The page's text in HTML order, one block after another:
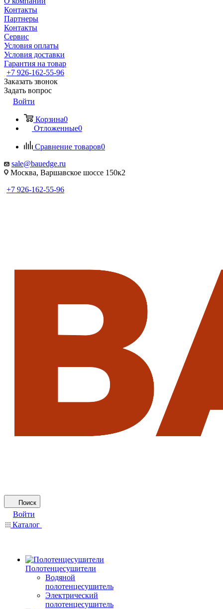
Контакты
Партнеры
Контакты
Сервис
Условия оплаты
Условия доставки
Гарантия на товар
+7 926-162-55-96
Заказать звонок
Задать вопрос
Войти
Корзина0
Отложенные0
Сравнение товаров0
sale@bauedge.ru
Москва, Варшавское шоссе 150к2
+7 926-162-55-96
Поиск
Войти
Каталог
Полотенцесушители
Водяной
полотенцесушитель
Электрический
полотенцесушитель